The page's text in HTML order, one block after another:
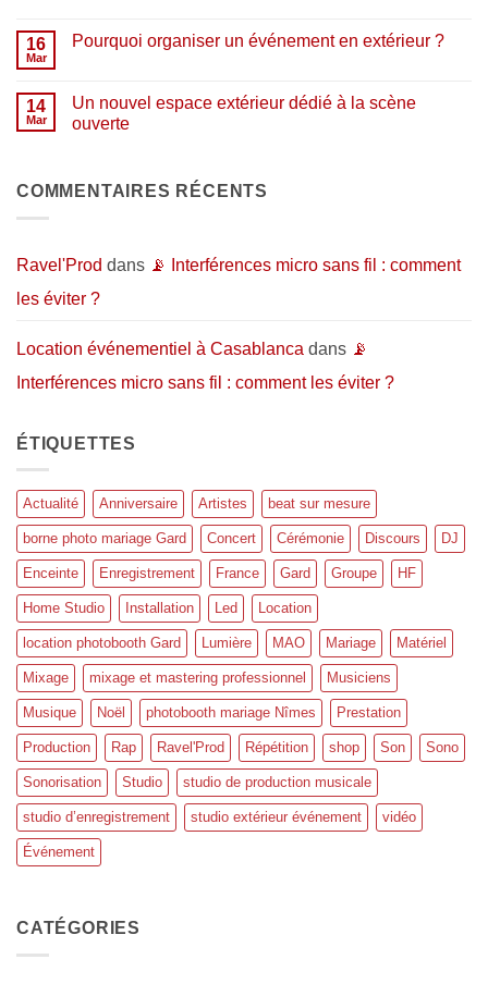
nous
en
nouveau
lieu
et
au
public
sur
répétition
et
d’enregistrement
pour
donner
musicaux
16
Mar
Pourquoi organiser un événement en extérieur ?
Pourquoi
organiser
un
?
14
Mar
Un nouvel espace extérieur dédié à la scène
ouverte
Un
à
ouverte
COMMENTAIRES RÉCENTS
Ravel'Prod dans 📡 Interférences micro sans fil : comment
les éviter ?
Location événementiel à Casablanca dans 📡
Interférences micro sans fil : comment les éviter ?
ÉTIQUETTES
Actualité Anniversaire Artistes beat sur mesure
borne photo mariage Gard Concert Cérémonie Discours DJ
Enceinte Enregistrement France Gard Groupe HF
Home Studio Installation Led Location
location photobooth Gard Lumière MAO Mariage Matériel
Mixage mixage et mastering professionnel Musiciens
Musique Noël photobooth mariage Nîmes Prestation
Production Rap Ravel'Prod Répétition shop Son Sono
Sonorisation Studio studio de production musicale
studio d’enregistrement studio extérieur événement vidéo
Événement
CATÉGORIES